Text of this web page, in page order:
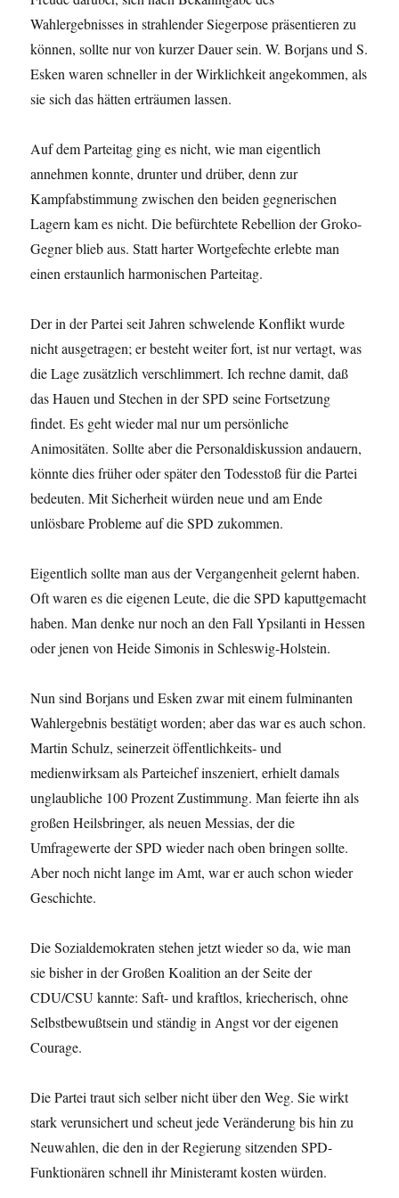
Wahlergebnisses in strahlender Siegerpose präsentieren zu
können, sollte nur von kurzer Dauer sein. W. Borjans und S.
Esken waren schneller in der Wirklichkeit angekommen, als
sie sich das hätten erträumen lassen.
Auf dem Parteitag ging es nicht, wie man eigentlich
annehmen konnte, drunter und drüber, denn zur
Kampfabstimmung zwischen den beiden gegnerischen
Lagern kam es nicht. Die befürchtete Rebellion der Groko-
Gegner blieb aus. Statt harter Wortgefechte erlebte man
einen erstaunlich harmonischen Parteitag.
Der in der Partei seit Jahren schwelende Konflikt wurde
nicht ausgetragen; er besteht weiter fort, ist nur vertagt, was
die Lage zusätzlich verschlimmert. Ich rechne damit, daß
das Hauen und Stechen in der SPD seine Fortsetzung
findet. Es geht wieder mal nur um persönliche
Animositäten. Sollte aber die Personaldiskussion andauern,
könnte dies früher oder später den Todesstoß für die Partei
bedeuten. Mit Sicherheit würden neue und am Ende
unlösbare Probleme auf die SPD zukommen.
Eigentlich sollte man aus der Vergangenheit gelernt haben.
Oft waren es die eigenen Leute, die die SPD kaputtgemacht
haben. Man denke nur noch an den Fall Ypsilanti in Hessen
oder jenen von Heide Simonis in Schleswig-Holstein.
Nun sind Borjans und Esken zwar mit einem fulminanten
Wahlergebnis bestätigt worden; aber das war es auch schon.
Martin Schulz, seinerzeit öffentlichkeits- und
medienwirksam als Parteichef inszeniert, erhielt damals
unglaubliche 100 Prozent Zustimmung. Man feierte ihn als
großen Heilsbringer, als neuen Messias, der die
Umfragewerte der SPD wieder nach oben bringen sollte.
Aber noch nicht lange im Amt, war er auch schon wieder
Geschichte.
Die Sozialdemokraten stehen jetzt wieder so da, wie man
sie bisher in der Großen Koalition an der Seite der
CDU/CSU kannte: Saft- und kraftlos, kriecherisch, ohne
Selbstbewußtsein und ständig in Angst vor der eigenen
Courage.
Die Partei traut sich selber nicht über den Weg. Sie wirkt
stark verunsichert und scheut jede Veränderung bis hin zu
Neuwahlen, die den in der Regierung sitzenden SPD-
Funktionären schnell ihr Ministeramt kosten würden.